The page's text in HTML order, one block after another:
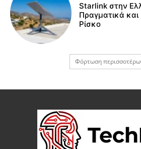
Starlink στην
Πραγματικά και
Ρίσκο
Φόρτωση